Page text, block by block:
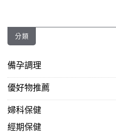
分類
備孕調理
優好物推薦
婦科保健
經期保健